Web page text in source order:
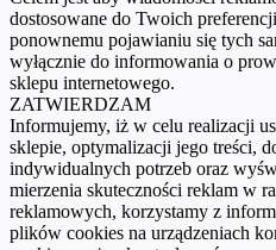
dostosowane do Twoich
ponownemu pojawianiu się tych
wyłącznie do informowania o
sklepu internetowego.
ZATWIERDZAM
Informujemy, iż w celu realizacji
sklepie, optymalizacji jego treści,
indywidualnych potrzeb oraz
mierzenia skuteczności reklam w
reklamowych, korzystamy z
plików cookies na urządzeniach